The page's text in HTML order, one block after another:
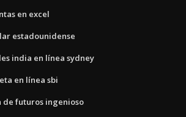
en excel
estadounidense
india en línea sydney
en línea sbi
de futuros ingenioso